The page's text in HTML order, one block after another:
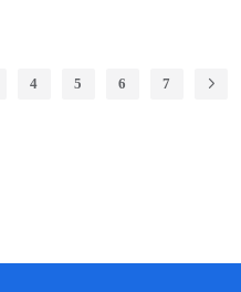
4 5 6 7